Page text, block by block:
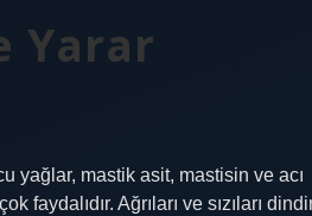
Yarar
yağlar, mastik asit, mastisin ve acı
faydalıdır. Ağrıları ve sızıları